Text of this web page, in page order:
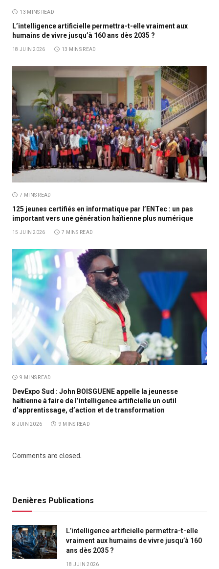
13 MINS READ
L’intelligence artificielle permettra-t-elle vraiment aux
humains de vivre jusqu’à 160 ans dès 2035 ?
18 JUIN 2026 13 MINS READ
7 MINS READ
125 jeunes certifiés en informatique par l’ENTec : un pas
important vers une génération haïtienne plus numérique
15 JUIN 2026 7 MINS READ
9 MINS READ
DevExpo Sud : John BOISGUENE appelle la jeunesse
haïtienne à faire de l’intelligence artificielle un outil
d’apprentissage, d’action et de transformation
8 JUIN 2026 9 MINS READ
Comments are closed.
Denières Publications
L’intelligence artificielle permettra-t-elle
vraiment aux humains de vivre jusqu’à 160
ans dès 2035 ?
18 JUIN 2026